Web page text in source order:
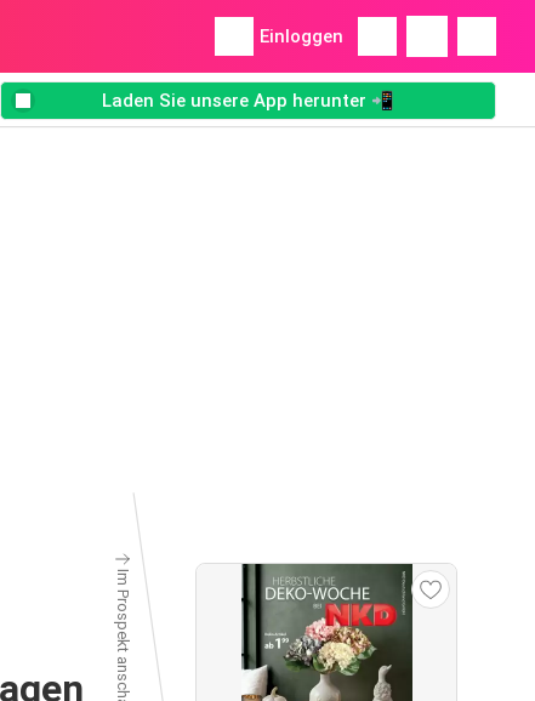
Einloggen
Laden Sie unsere App herunter 📲
Im Prospekt anschauen